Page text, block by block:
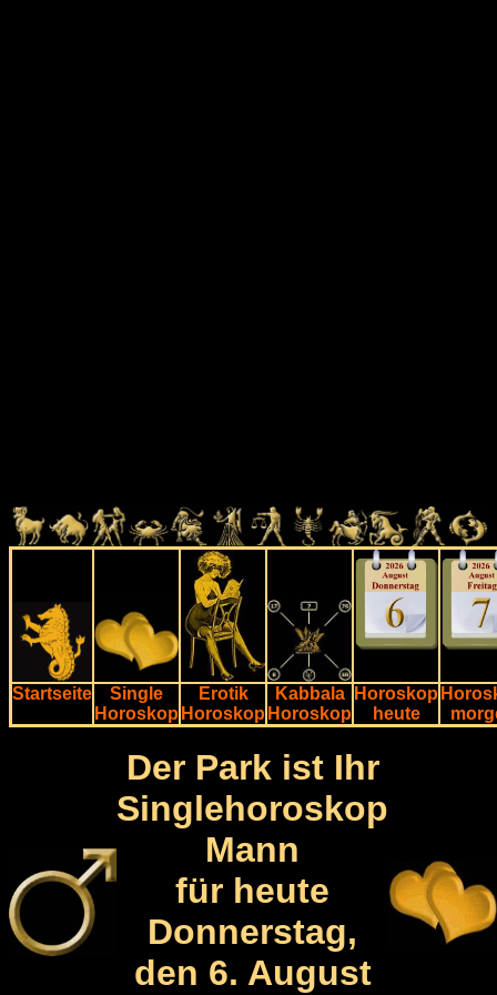
Startseite
Single
Horoskop
Erotik
Horoskop
Kabbala
Horoskop
Horoskop
heute
Der Park ist Ihr
Singlehoroskop
Mann
für heute
Donnerstag,
den 6. August